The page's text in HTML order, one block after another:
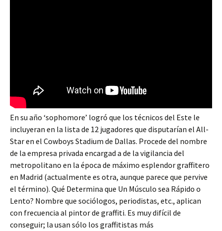
En su año ‘sophomore’ logró que los técnicos del Este le
incluyeran en la lista de 12 jugadores que disputarían el All-
Star en el Cowboys Stadium de Dallas. Procede del nombre
de la empresa privada encargad a de la vigilancia del
metropolitano en la época de máximo esplendor graffitero
en Madrid (actualmente es otra, aunque parece que pervive
el término). Qué Determina que Un Músculo sea Rápido o
Lento? Nombre que sociólogos, periodistas, etc., aplican
con frecuencia al pintor de graffiti. Es muy difícil de
conseguir; la usan sólo los graffitistas más